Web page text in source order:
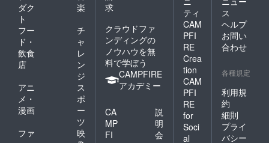
ダク
ト
楽
フー
ド・
飲食
店
チ
ャ
レ
ン
ジ
アニ
メ・
漫画
ス
ポ
ー
ツ
ファ
映
求
クラウドファ
ンディングの
ノウハウを無
料で学ぼう
CAMPFIRE
アカデミー
CA
MP
FI
説
明
会
ティ
CAM
PFI
RE
Crea
tion
CAM
PFI
RE
for
Soci
al
ス
ヘルプ
お問い
合わせ
各種規定
利用規
約
細則
プライ
バシー